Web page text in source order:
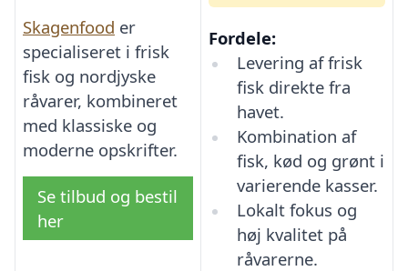
Skagenfood er
specialiseret i frisk
fisk og nordjyske
råvarer, kombineret
med klassiske og
moderne opskrifter.
Se tilbud og bestil
her
Fordele:
Levering af frisk
fisk direkte fra
havet.
Kombination af
fisk, kød og grønt i
varierende kasser.
Lokalt fokus og
høj kvalitet på
råvarerne.